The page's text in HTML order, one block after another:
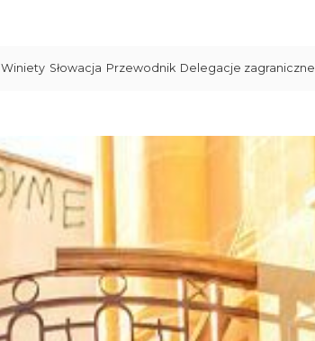
Winiety Słowacja Przewodnik Delegacje zagraniczne